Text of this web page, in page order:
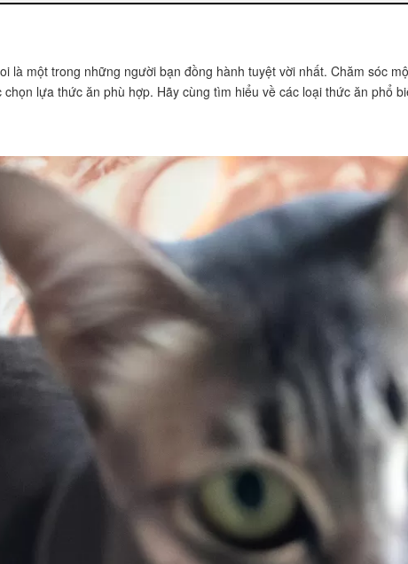
là một trong những người bạn đồng hành tuyệt vời nhất. Chăm sóc
lựa thức ăn phù hợp. Hãy cùng tìm hiểu về các loại thức ăn phổ